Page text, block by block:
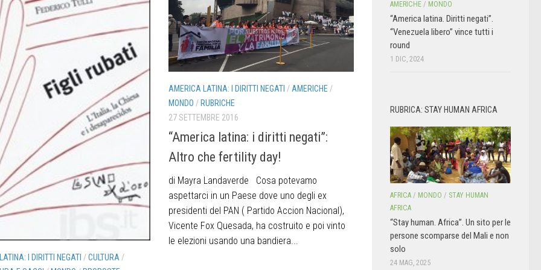
I DIRITTI NEGATI /CULTURA /
AMERICA LATINA: I DIRITTI NEGATI / AMERICHE /
MONDO / RUBRICHE
27 SETTEMBRE 2016
“America latina: i diritti negati”:
Altro che fertility day!
di Mayra Landaverde Cosa potevamo
aspettarci in un Paese dove uno degli ex
presidenti del PAN ( Partido Accion Nacional),
Vicente Fox Quesada, ha costruito e poi vinto
le elezioni usando una bandiera...
AMERICHE / MONDO
“America latina. Diritti negati”.
“Venezuela libero” vince tutti i
round
1 DIC, 2024
RUBRICA: STAY HUMAN AFRICA
AFRICA / MONDO / STAY HUMAN
AFRICA
“Stay human. Africa”. Un sito per le
persone scomparse del Mali e non
solo
24 MAG, 2025